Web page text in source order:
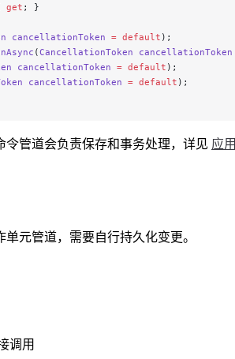
get ; }
cancellationToken = default );
(CancellationToken cancellationToken
cancellationToken = default );
cancellationToken = default );
令管道会负责保存和事务处理，详见 应用
单元管道，需要自行持久化变更。
调用